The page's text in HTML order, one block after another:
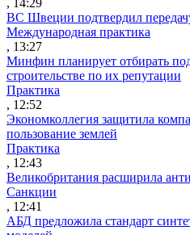
ВС Швеции подтвердил
Международная практика
, 13:27
Минфин планирует отбирать
строительстве по их репутации
Практика
, 12:52
Экономколлегия защитила
пользование землей
Практика
, 12:43
Великобритания расширила
Санкции
, 12:41
АБД предложила стандарт